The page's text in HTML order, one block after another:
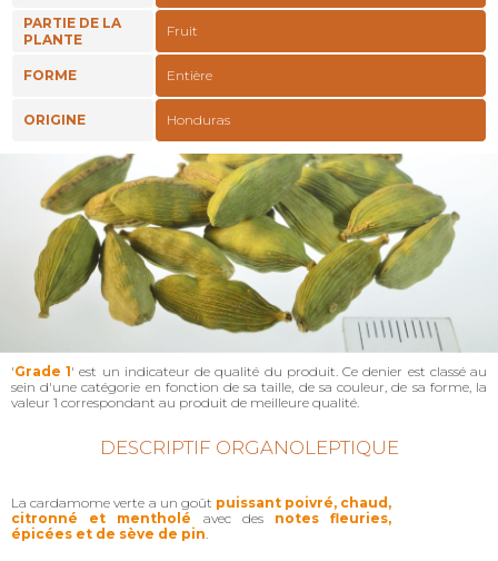
PARTIE DE LA
PLANTE
Fruit
FORME Entière
ORIGINE Honduras
'Grade 1' est un indicateur de qualité du produit. Ce denier est classé au
sein d'une catégorie en fonction de sa taille, de sa couleur, de sa forme, la
valeur 1 correspondant au produit de meilleure qualité.
DESCRIPTIF ORGANOLEPTIQUE
La cardamome verte a un goût puissant poivré, chaud,
citronné et mentholé avec des notes fleuries,
épicées et de sève de pin